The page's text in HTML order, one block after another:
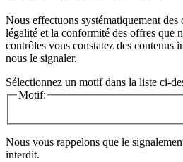
Nous effectuons systématiquement
légalité et la conformité des offres que
contrôles vous constatez des contenus
nous le signaler.
Sélectionnez un motif dans la liste ci-
Motif:
Nous vous rappelons que le
interdit.